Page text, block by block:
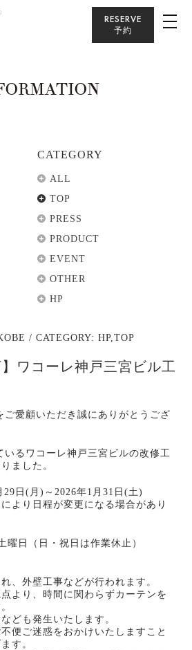
RESERVE
予約
CATEGORY
ALL
TOP
PRESS
PRODUCT
EVENT
OTHER
HP
/ CATEGORY:HP,TOP
】ワコーレ神戸三宮ビル工
ご愛顧いただき誠にありがとうござ
いるワコーレ神戸三宮ビルの改修工
ました。
29日(月)～2026年1月31日(土)
より日程が変更になる場合があり
曜日（日・祝日は作業休止）
、外壁工事などが行われます。
より、時間に関わらずカーテンを
ども発生いたします。
便ご迷惑をおかけいたしますこと
す。